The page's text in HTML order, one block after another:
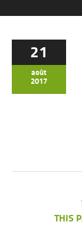
21
août
2017
THIS